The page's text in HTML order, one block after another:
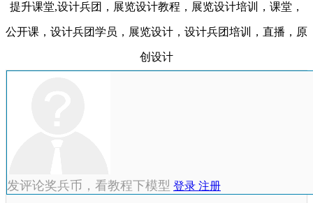
提升课堂,设计兵团，展览设计教程，展览设计培训，课堂，
公开课，设计兵团学员，展览设计，设计兵团培训，直播，原
创设计
发评论奖兵币，看教程下模型 登录 注册